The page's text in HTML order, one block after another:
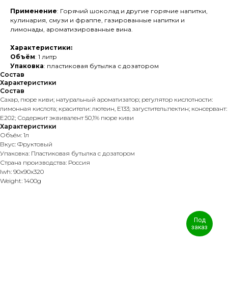
Применение: Горячий шоколад и другие горячие напитки,
кулинария, смузи и фраппе, газированные напитки и
лимонады, ароматизированные вина.
Характеристики:
Объём: 1 литр
Упаковка: пластиковая бутылка с дозатором
Состав
Характеристики
Состав
Сахар, пюре киви; натуральный ароматизатор; регулятор кислотности:
лимонная кислота; красители: лютеин, Е133; загуститель:пектин; консервант:
Е202; Содержит эквивалент 50,1% пюре киви
Характеристики
Объём: 1л
Вкус: Фруктовый
Упаковка: Пластиковая бутылка с дозатором
Страна производства: Россия
lwh: 90x90x320
Weight: 1400g
Под
заказ